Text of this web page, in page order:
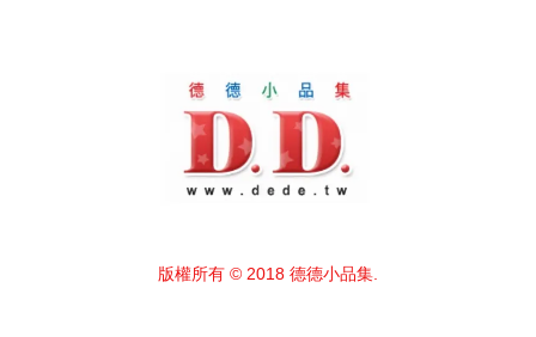
版權所有 © 2018 德德小品集.